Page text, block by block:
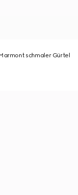
schmaler Gürtel